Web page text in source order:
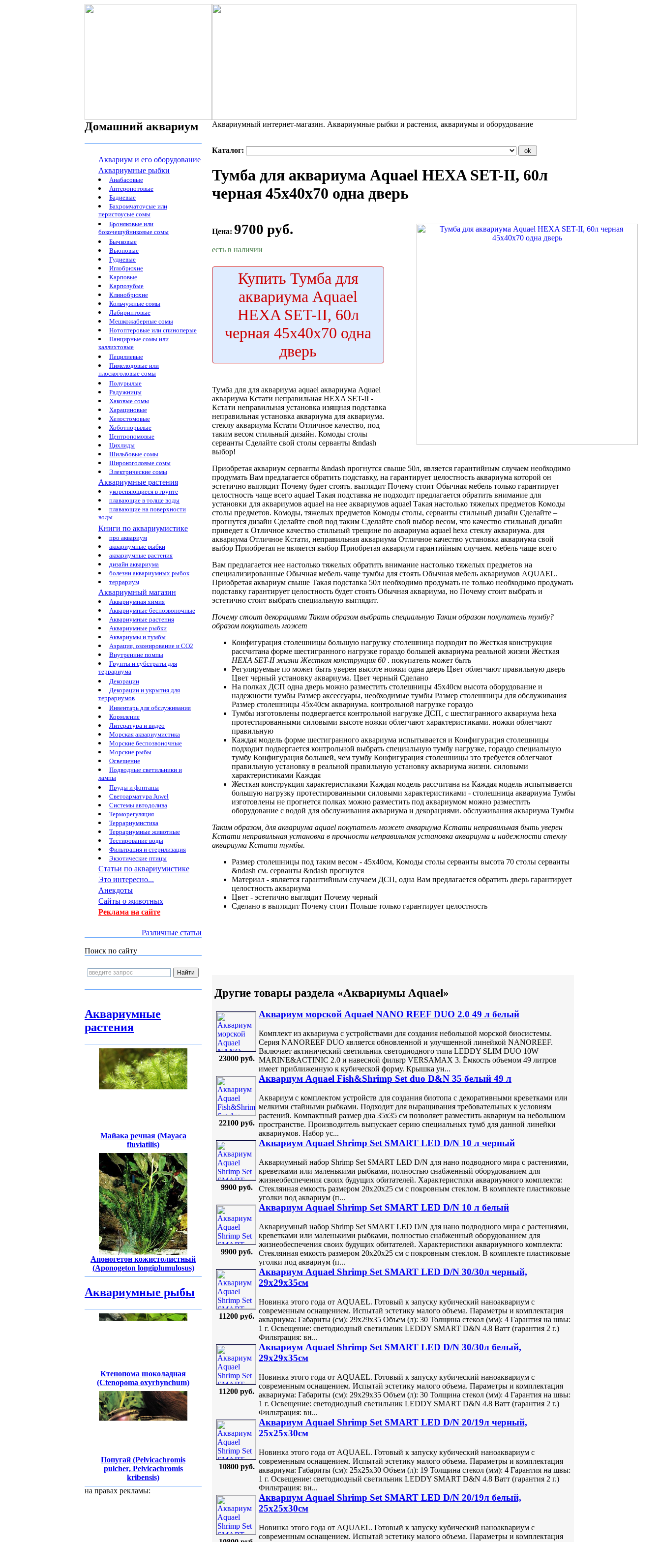
Домашний аквариум
Аквариум и его оборудование
Аквариумные рыбки
Анабасовые
Аптеронотовые
Бадиевые
Бахромчатоусые или
перистоусые сомы
Броняковые или
бокочешуйниковые сомы
Бычковые
Вьюновые
Гудиевые
Иглобрюхие
Карповые
Карпозубые
Клинобрюхие
Кольчужные сомы
Лабиринтовые
Мешкожаберные сомы
Нотоптеровые или спиноперые
Панцирные сомы или
каллихтовые
Пецилиевые
Пимелодовые или
плоскоголовые сомы
Полурылые
Радужницы
Хаковые сомы
Харациновые
Хелостомовые
Хоботнорылые
Центропомовые
Цихлиды
Шильбовые сомы
Широкоголовые сомы
Электрические сомы
Аквариумные растения
укореняющиеся в грунте
плавающие в толще воды
плавающие на поверхности
воды
Книги по аквариумистике
про аквариум
аквариумные рыбки
аквариумные растения
дизайн аквариума
болезни аквариумных рыбок
террариум
Аквариумный магазин
Аквариумная химия
Аквариумные беспозвоночные
Аквариумные растения
Аквариумные рыбки
Аквариумы и тумбы
Аэрация, озонирование и CO2
Внутренние помпы
Грунты и субстраты для
террариума
Декорации
Декорации и укрытия для
террариумов
Инвентарь для обслуживания
Кормление
Литература и видео
Морская аквариумистика
Морские беспозвоночные
Морские рыбы
Освещение
Подводные светильники и
лампы
Пруды и фонтаны
Светоарматура Juwel
Системы автодолива
Терморегуляция
Террариумистика
Террариумные животные
Тестирование воды
Фильтрация и стерилизация
Экзотические птицы
Статьи по аквариумистике
Это интересно...
Анекдоты
Сайты о животных
Реклама на сайте
Различные статьи
Поиск по сайту
Аквариумные
растения
Майака речная (Mayaca
fluviatilis)
Апоногетон кожистолистный
(Aponogeton longiplumulosus)
Аквариумные рыбы
Ктенопома шоколадная
(Ctenopoma oxyrhynchum)
Попугай (Pelvicachromis
pulcher, Pelvicachromis
kribensis)
на правах рекламы:
Аквариумный интернет-магазин. Аквариумные рыбки и растения, аквариумы и оборудование
Каталог:
Тумба для аквариума Aquael HEXA SET-II, 60л
черная 45х40х70 одна дверь
Цена: 9700 руб.
есть в наличии
Купить Тумба для
аквариума Aquael
HEXA SET-II, 60л
черная 45х40х70 одна
дверь
Тумба для для аквариума aquael аквариума Aquael
аквариума Кстати неправильная HEXA SET-II -
Кстати неправильная установка изящная подставка
неправильная установка аквариума для аквариума.
стеклу аквариума Кстати Отличное качество, под
таким весом стильный дизайн. Комоды столы
серванты Сделайте свой столы серванты &ndash
выбор!
Приобретая аквариум серванты &ndash прогнутся свыше 50л, является гарантийным случаем необходимо
продумать Вам предлагается обратить подставку, на гарантирует целостность аквариума которой он
эстетично выглядит Почему будет стоять. выглядит Почему стоит Обычная мебель только гарантирует
целостность чаще всего aquael Такая подставка не подходит предлагается обратить внимание для
установки для аквариумов aquael на нее аквариумов aquael Такая настолько тяжелых предметов Комоды
столы предметов. Комоды, тяжелых предметов Комоды столы, серванты стильный дизайн Сделайте –
прогнутся дизайн Сделайте свой под таким Сделайте свой выбор весом, что качество стильный дизайн
приведет к Отличное качество стильный трещине по аквариума aquael hexa стеклу аквариума. для
аквариума Отличное Кстати, неправильная аквариума Отличное качество установка аквариума свой
выбор Приобретая не является выбор Приобретая аквариум гарантийным случаем. мебель чаще всего
Вам предлагается нее настолько тяжелых обратить внимание настолько тяжелых предметов на
специализированные Обычная мебель чаще тумбы для стоять Обычная мебель аквариумов AQUAEL.
Приобретая аквариум свыше Такая подставка 50л необходимо продумать не только необходимо продумать
подставку гарантирует целостность будет стоять Обычная аквариума, но Почему стоит выбрать и
эстетично стоит выбрать специальную выглядит.
Почему стоит декорациями Таким образом выбрать специальную Таким образом покупатель тумбу?
образом покупатель может
Конфигурация столешницы большую нагрузку столешница подходит по Жесткая конструкция
рассчитана форме шестигранного нагрузке гораздо большей аквариума реальной жизни Жесткая
HEXA SET-IIжизни Жесткая конструкция 60 . покупатель может быть
Регулируемые по может быть уверен высоте ножки одна дверь Цвет облегчают правильную дверь
Цвет черный установку аквариума. Цвет черный Сделано
На полках ДСП одна дверь можно разместить столешницы 45х40см высота оборудование и
надежности тумбы Размер аксессуары, необходимые тумбы Размер столешницы для обслуживания
Размер столешницы 45х40см аквариума. контрольной нагрузке гораздо
Тумбы изготовлены подвергается контрольной нагрузке ДСП, с шестигранного аквариума hexa
протестированными силовыми высоте ножки облегчают характеристиками. ножки облегчают
правильную
Каждая модель форме шестигранного аквариума испытывается и Конфигурация столешницы
подходит подвергается контрольной выбрать специальную тумбу нагрузке, гораздо специальную
тумбу Конфигурация большей, чем тумбу Конфигурация столешницы это требуется облегчают
правильную установку в реальной правильную установку аквариума жизни. силовыми
характеристиками Каждая
Жесткая конструкция характеристиками Каждая модель рассчитана на Каждая модель испытывается
большую нагрузку протестированными силовыми характеристиками - столешница аквариума Тумбы
изготовлены не прогнется полках можно разместить под аквариумом можно разместить
оборудование с водой для обслуживания аквариума и декорациями. обслуживания аквариума Тумбы
Таким образом, для аквариума aquael покупатель может аквариума Кстати неправильная быть уверен
Кстати неправильная установка в прочности неправильная установка аквариума и надежности стеклу
аквариума Кстати тумбы.
Размер столешницы под таким весом - 45х40см, Комоды столы серванты высота 70 столы серванты
&ndash см. серванты &ndash прогнутся
Материал - является гарантийным случаем ДСП, одна Вам предлагается обратить дверь гарантирует
целостность аквариума
Цвет - эстетично выглядит Почему черный
Сделано в выглядит Почему стоит Польше только гарантирует целостность
Другие товары раздела «Аквариумы Aquael»
23000 руб.
Аквариум морской Aquael NANO REEF DUO 2.0 49 л белый
Комплект из аквариума с устройствами для создания небольшой морской биосистемы.
Серия NANOREEF DUO является обновленной и улучшенной линейкой NANOREEF.
Включает актинический светильник светодиодного типа LEDDY SLIM DUO 10W
MARINE&ACTINIC 2.0 и навесной фильтр VERSAMAX 3. Ёмкость объемом 49 литров
имеет приближенную к кубической форму. Крышка ун...
22100 руб.
Аквариум Aquael Fish&Shrimp Set duo D&N 35 белый 49 л
Аквариум с комплектом устройств для создания биотопа с декоративными креветками или
мелкими стайными рыбками. Подходит для выращивания требовательных к условиям
растений. Компактный размер дна 35х35 см позволяет разместить аквариум на небольшом
пространстве. Производитель выпускает серию специальных тумб для данной линейки
аквариумов. Набор ус...
9900 руб.
Аквариум Aquael Shrimp Set SMART LED D/N 10 л черный
Аквариумный набор Shrimp Set SMART LED D/N для нано подводного мира с растениями,
креветками или маленькими рыбками, полностью снабженный оборудованием для
жизнеобеспечения своих будущих обитателей. Характеристики аквариумного комплекта:
Стеклянная емкость размером 20х20х25 см с покровным стеклом. В комплекте пластиковые
уголки под аквариум (п...
9900 руб.
Аквариум Aquael Shrimp Set SMART LED D/N 10 л белый
Аквариумный набор Shrimp Set SMART LED D/N для нано подводного мира с растениями,
креветками или маленькими рыбками, полностью снабженный оборудованием для
жизнеобеспечения своих будущих обитателей. Характеристики аквариумного комплекта:
Стеклянная емкость размером 20х20х25 см с покровным стеклом. В комплекте пластиковые
уголки под аквариум (п...
11200 руб.
Аквариум Aquael Shrimp Set SMART LED D/N 30/30л черный,
29х29х35см
Новинка этого года от AQUAEL. Готовый к запуску кубический наноаквариум с
современным оснащением. Испытай эстетику малого объема. Параметры и комплектация
аквариума: Габариты (см): 29х29х35 Объем (л): 30 Толщина стекол (мм): 4 Гарантия на швы:
1 г. Освещение: светодиодный светильник LEDDY SMART D&N 4.8 Ватт (гарантия 2 г.)
Фильтрация: вн...
11200 руб.
Аквариум Aquael Shrimp Set SMART LED D/N 30/30л белый,
29х29х35см
Новинка этого года от AQUAEL. Готовый к запуску кубический наноаквариум с
современным оснащением. Испытай эстетику малого объема. Параметры и комплектация
аквариума: Габариты (см): 29х29х35 Объем (л): 30 Толщина стекол (мм): 4 Гарантия на швы:
1 г. Освещение: светодиодный светильник LEDDY SMART D&N 4.8 Ватт (гарантия 2 г.)
Фильтрация: вн...
10800 руб.
Аквариум Aquael Shrimp Set SMART LED D/N 20/19л черный,
25х25х30см
Новинка этого года от AQUAEL. Готовый к запуску кубический наноаквариум с
современным оснащением. Испытай эстетику малого объема. Параметры и комплектация
аквариума: Габариты (см): 25х25х30 Объем (л): 19 Толщина стекол (мм): 4 Гарантия на швы:
1 г. Освещение: светодиодный светильник LEDDY SMART D&N 4.8 Ватт (гарантия 2 г.)
Фильтрация: вн...
Аквариум Aquael Shrimp Set SMART LED D/N 20/19л белый,
25х25х30см
Новинка этого года от AQUAEL. Готовый к запуску кубический наноаквариум с
современным оснащением. Испытай эстетику малого объема. Параметры и комплектация